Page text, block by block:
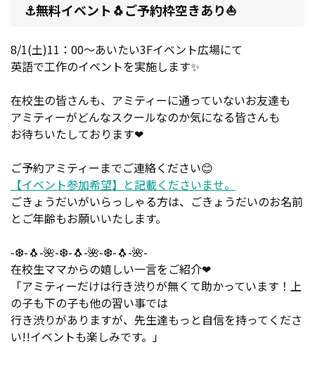
⚓無料イベント🐧ご予約枠空きあり⛵
8/1(土)11：00～あいたい3Fイベント広場にて
英語で工作のイベントを実施します✨
在校生の皆さんも、アミティーに通っていないお友達も
アミティーがどんなスクールなのか気になる皆さんも
お待ちいたしております❤
ご予約アミティーまでご連絡ください😊
【イベント参加希望】と記載くださいませ。
ごきょうだいがいらっしゃる方は、ごきょうだいのお名前
とご年齢もお願いいたします。
-❆-🐧-🌺-❆-🐧-🌺-❆-🐧-🌺-
在校生ママからの嬉しい一言をご紹介❤
「アミティーだけは行き渋りが無くて助かっています！上
の子も下の子も他の習い事では
行き渋りがありますが、先生達もっと自信を持ってくださ
い!!イベントも楽しみです。」